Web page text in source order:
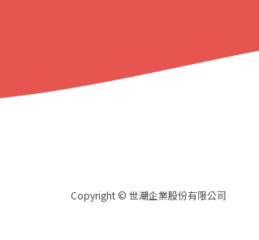
Copyright © 世潮企業股份有限公司